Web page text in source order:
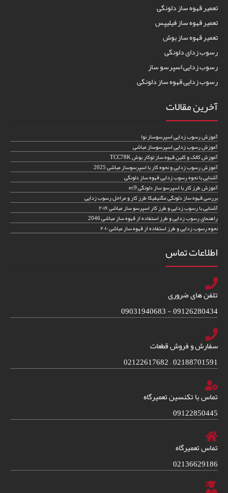
تعمیر قهوه ساز دلونگی
تعمیر قهوه ساز فیلیپس
تعمیر قهوه ساز بوش
رسوب زدای دلونگی
رسوب زدایی اسپرسو ساز
رسوب زدایی قهوه ساز دلونگی
آخرین مقالات
آموزش رسوب زدایی اسپرسوساز نوا
آموزش رسوب زدایی اسپرسوساز مباشی
آموزش کالک و کلین قهوه ساز توکار بوش TCC78K
آموزش رسوب زدایی و نحوه کار با اسپرسوساز مباشی 2025
آشنایی با نحوه رسوب زدایی قهوه ساز دلونگی
آموزش طرز کار با اسپرسو ساز دلونگی ec9
بررسی قهوه ساز دلونگی مگنیفیکا طرز کار و مراحل رسوب زدایی
آشنایی با رسوب زدایی و طرز کار اسپرسو ساز مباشی ۲۰۱۶
راهنمای رسوب زدایی و طرز استفاده از قهوه ساز مباشی 2046
نحوه رسوب زدایی و طرز استفاده از قهوه ساز مباشی ۲۰۱۰
اطلاعات تماس
تلفن های ضروری
09126280434 - 09031940683
سفارش و فروش قطعات
02188701591 – 02122617682
تماس با تکنسین تعمیرگاه
09122850445
تماس تعمیرگاه
02136629186